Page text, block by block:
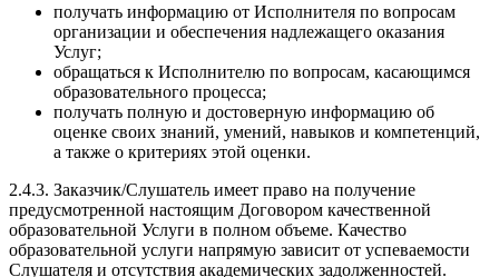
получать информацию от Исполнителя по вопросам
организации и обеспечения надлежащего оказания
Услуг;
обращаться к Исполнителю по вопросам, касающимся
образовательного процесса;
получать полную и достоверную информацию об
оценке своих знаний, умений, навыков и компетенций,
а также о критериях этой оценки.
2.4.3. Заказчик/Слушатель имеет право на получение
предусмотренной настоящим Договором качественной
образовательной Услуги в полном объеме. Качество
образовательной услуги напрямую зависит от успеваемости
Слушателя и отсутствия академических задолженностей.